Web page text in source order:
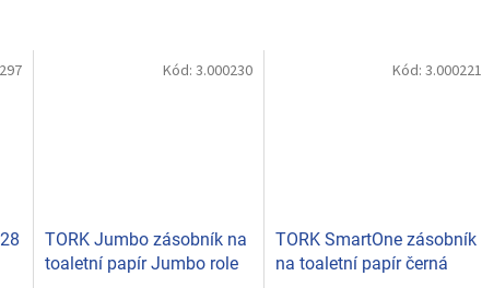
TORK Jumbo zásobník na
toaletní papír Jumbo role
Kód: 3.000230
TORK SmartOne zásobník
na toaletní papír černá
Kód:3.000221